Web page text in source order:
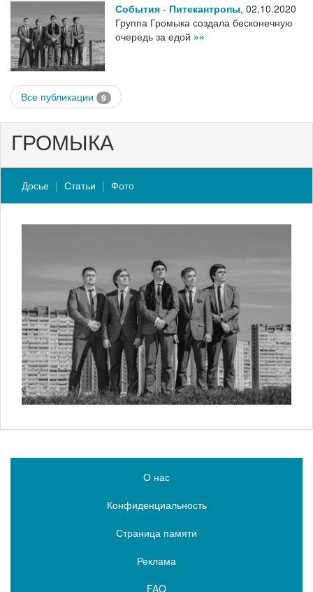
События - Питекантропы, 02.10.2020
Группа Громыка создала бесконечную
очередь за едой »»
Все публикации 9
ГРОМЫКА
Досье Статьи Фото
О нас
Конфиденциальность
Страница памяти
Реклама
FAQ